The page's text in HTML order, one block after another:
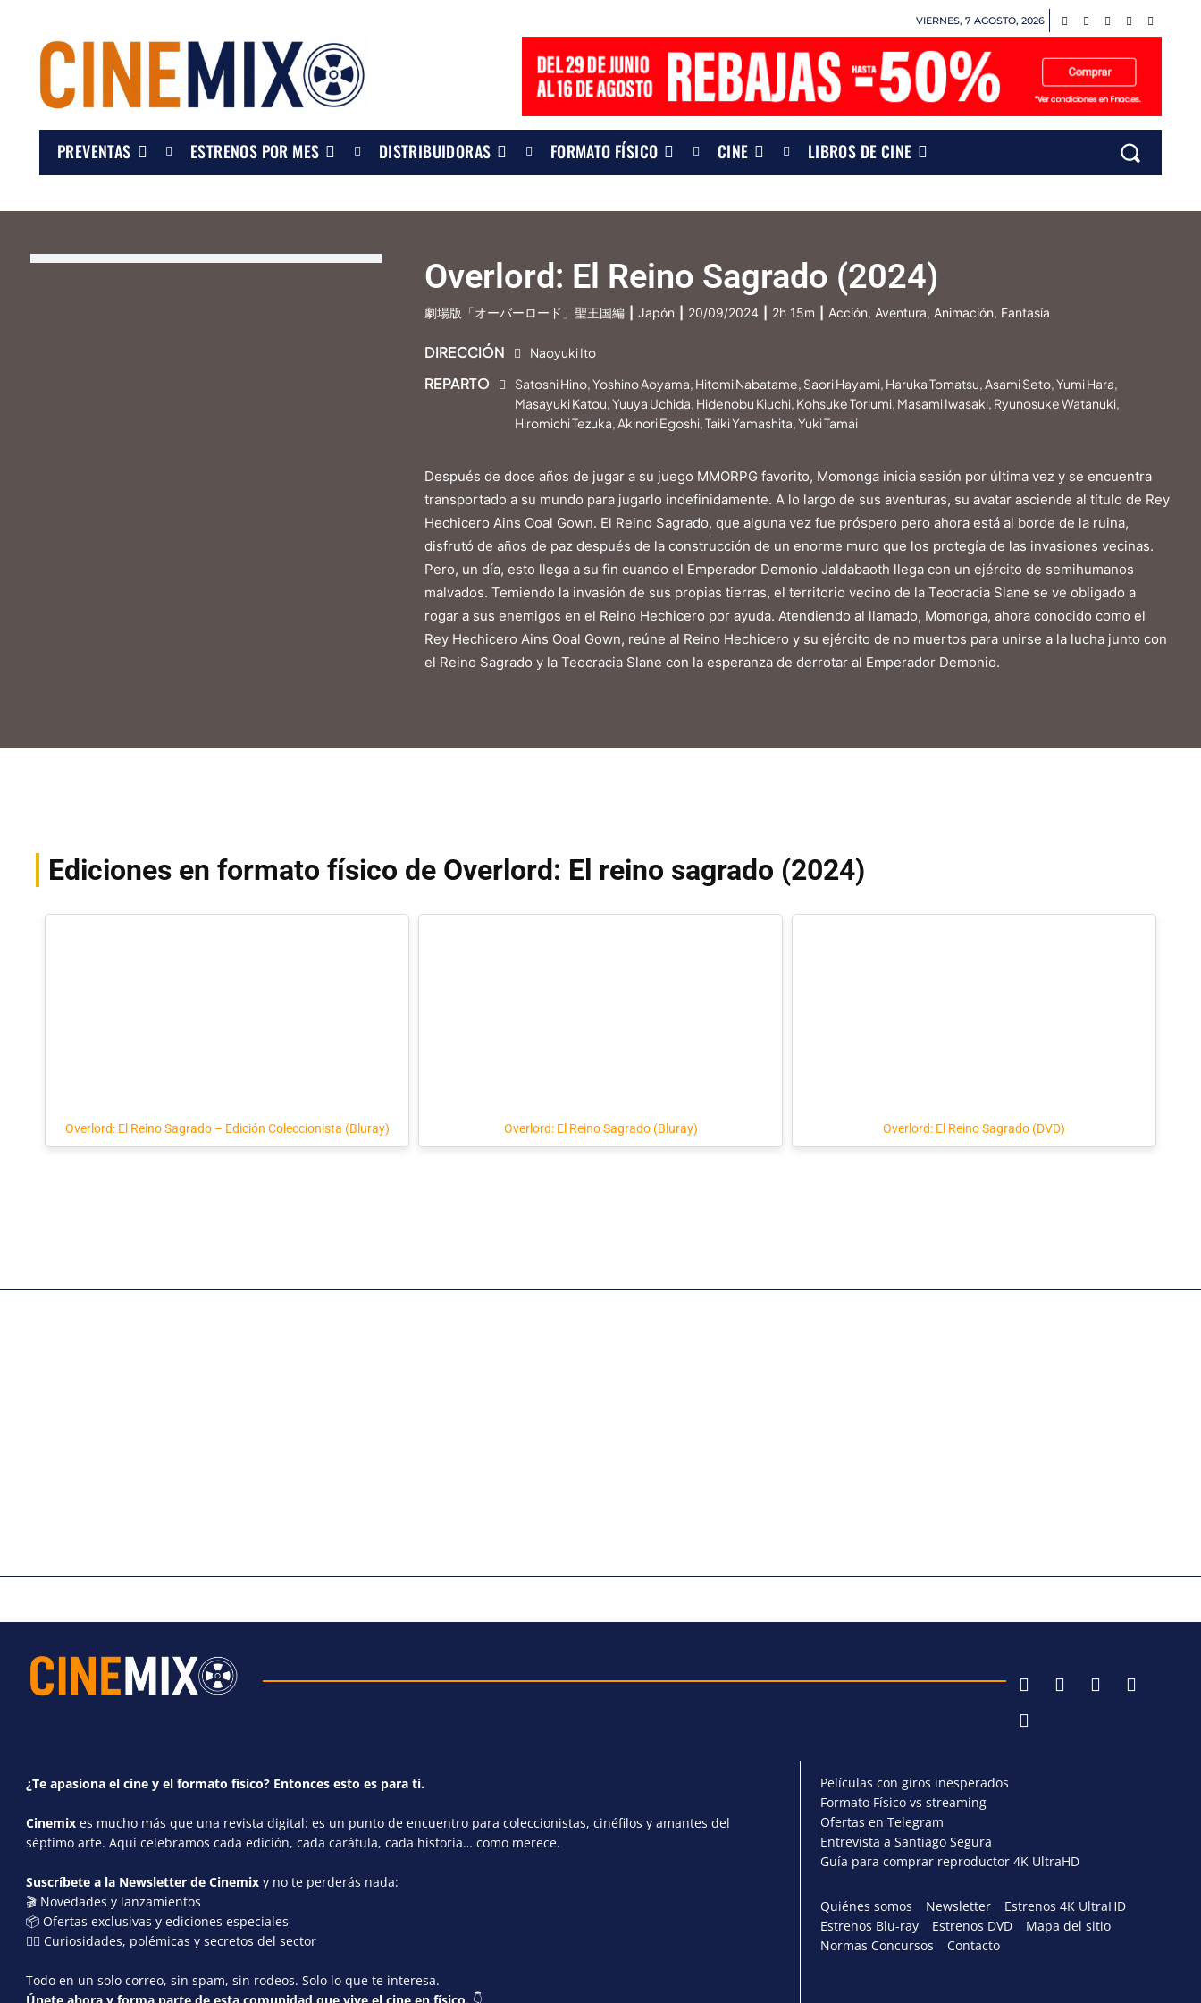
VIERNES, 7 AGOSTO, 2026
PREVENTAS ESTRENOS POR MES DISTRIBUIDORAS FORMATO FÍSICO CINE LIBROS DE CINE
Overlord: El Reino Sagrado (2024)
劇場版「オーバーロード」聖王国編 Japón 20/09/2024 2h 15m Acción, Aventura, Animación, Fantasía
DIRECCIÓN Naoyuki Ito
REPARTO
Satoshi Hino, Yoshino Aoyama, Hitomi Nabatame, Saori Hayami, Haruka Tomatsu, Asami Seto, Yumi Hara,
Masayuki Katou, Yuuya Uchida, Hidenobu Kiuchi, Kohsuke Toriumi, Masami Iwasaki, Ryunosuke Watanuki,
Hiromichi Tezuka, Akinori Egoshi, Taiki Yamashita, Yuki Tamai
Después de doce años de jugar a su juego MMORPG favorito, Momonga inicia sesión por última vez y se encuentra
transportado a su mundo para jugarlo indefinidamente. A lo largo de sus aventuras, su avatar asciende al título de Rey
Hechicero Ains Ooal Gown. El Reino Sagrado, que alguna vez fue próspero pero ahora está al borde de la ruina,
disfrutó de años de paz después de la construcción de un enorme muro que los protegía de las invasiones vecinas.
Pero, un día, esto llega a su fin cuando el Emperador Demonio Jaldabaoth llega con un ejército de semihumanos
malvados. Temiendo la invasión de sus propias tierras, el territorio vecino de la Teocracia Slane se ve obligado a
rogar a sus enemigos en el Reino Hechicero por ayuda. Atendiendo al llamado, Momonga, ahora conocido como el
Rey Hechicero Ains Ooal Gown, reúne al Reino Hechicero y su ejército de no muertos para unirse a la lucha junto con
el Reino Sagrado y la Teocracia Slane con la esperanza de derrotar al Emperador Demonio.
Ediciones en formato físico de Overlord: El reino sagrado (2024)
Overlord: El Reino Sagrado – Edición Coleccionista (Bluray) Overlord: El Reino Sagrado (Bluray) Overlord: El Reino Sagrado (DVD)
¿Te apasiona el cine y el formato físico? Entonces esto es para ti.
Cinemix es mucho más que una revista digital: es un punto de encuentro para coleccionistas, cinéfilos y amantes del
séptimo arte. Aquí celebramos cada edición, cada carátula, cada historia… como merece.
Suscríbete a la Newsletter de Cinemix y no te perderás nada:
🎬 Novedades y lanzamientos
📦 Ofertas exclusivas y ediciones especiales
🕵️‍♂️ Curiosidades, polémicas y secretos del sector
Todo en un solo correo, sin spam, sin rodeos. Solo lo que te interesa.
Películas con giros inesperados
Formato Físico vs streaming
Ofertas en Telegram
Entrevista a Santiago Segura
Guía para comprar reproductor 4K UltraHD
Quiénes somos Newsletter
Estrenos 4K UltraHD
Estrenos Blu-ray
Estrenos DVD
Mapa del sitio
Normas Concursos
Contacto